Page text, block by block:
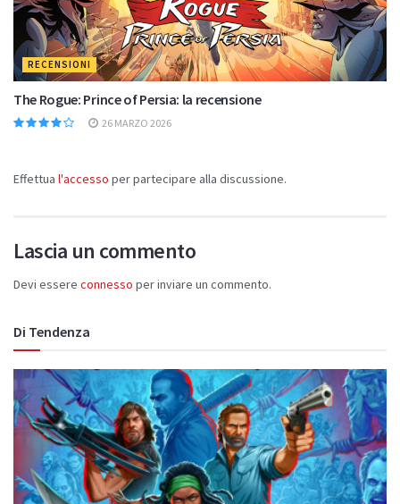
RECENSIONI
The Rogue: Prince of Persia: la recensione
26 MARZO 2026
Effettua l'accesso per partecipare alla discussione.
Lascia un commento
Devi essere connesso per inviare un commento.
Di Tendenza